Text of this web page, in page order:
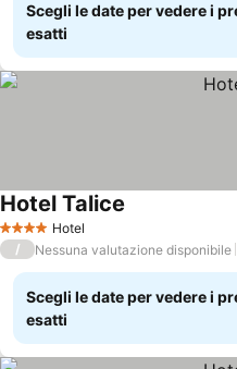
Scegli le date per vedere i
esatti
4 Stelle Hotel
Hotel Talice
/ Nessuna valutazione disponibile
Scegli le date per vedere i
esatti